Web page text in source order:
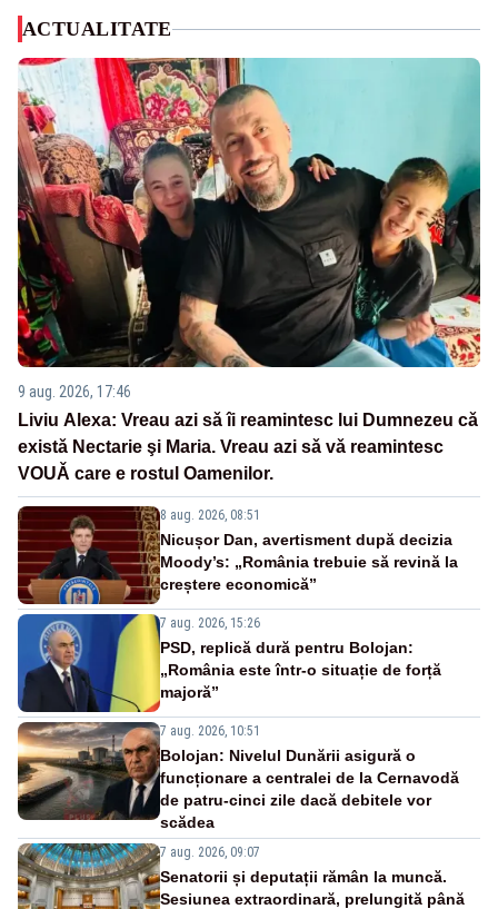
ACTUALITATE
9 aug. 2026, 17:46
Liviu Alexa: Vreau azi sǎ îi reamintesc lui Dumnezeu cǎ
existǎ Nectarie şi Maria. Vreau azi sǎ vǎ reamintesc
VOUǍ care e rostul Oamenilor.
8 aug. 2026, 08:51
Nicușor Dan, avertisment după decizia
Moody’s: „România trebuie să revină la
creștere economică”
7 aug. 2026, 15:26
PSD, replică dură pentru Bolojan:
„România este într-o situație de forță
majoră”
7 aug. 2026, 10:51
Bolojan: Nivelul Dunării asigură o
funcționare a centralei de la Cernavodă
de patru-cinci zile dacă debitele vor
scădea
7 aug. 2026, 09:07
Senatorii și deputații rămân la muncă.
Sesiunea extraordinară, prelungită până